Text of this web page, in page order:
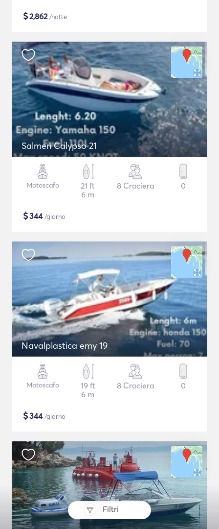
Filtri
$2,862/notte
Salmeri Calypso 21
Motoscafo
21 ft
6 m
8 Crociera 0
$344/giorno
Navalplastica emy 19
Motoscafo
19 ft
6 m
8 Crociera 0
$344/giorno